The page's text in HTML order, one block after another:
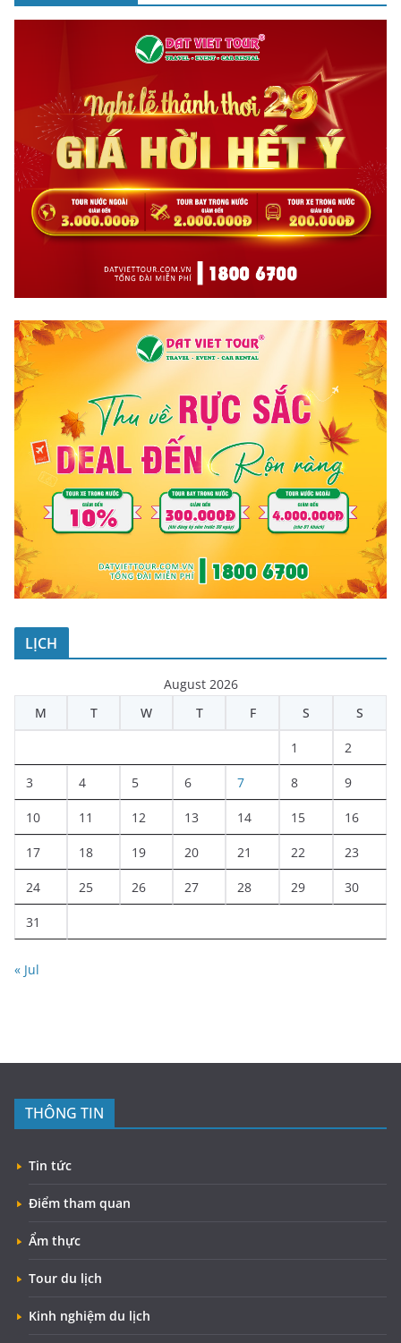
LỊCH
August 2026
M
T W T F S S
1 2
3 4 5 6 7 8 9
10 11 12 13 14 15 16
17 18 19 20 21 22 23
24 25 26 27 28 29 30
31
« Jul
THÔNG TIN
Tin tức
Điểm tham quan
Ẩm thực
Tour du lịch
Kinh nghiệm du lịch